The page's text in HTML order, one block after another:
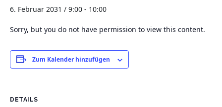
6. Februar 2031 / 9:00 - 10:00
Sorry, but you do not have permission to view this content.
Zum Kalender hinzufügen
DETAILS